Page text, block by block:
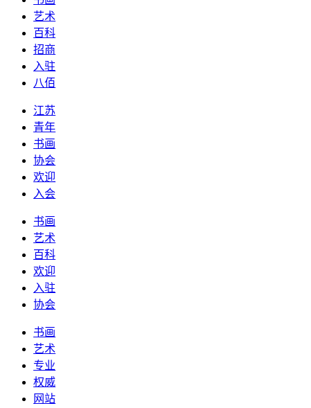
艺术
百科
招商
入驻
八佰
江苏
青年
书画
协会
欢迎
入会
书画
艺术
百科
欢迎
入驻
协会
书画
艺术
专业
权威
网站